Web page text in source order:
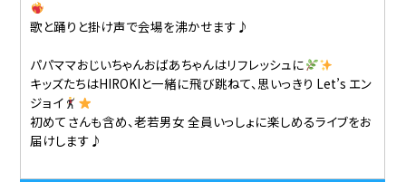
歌と踊りと掛け声で会場を沸かせます♪
パパママおじいちゃんおばあちゃんはリフレッシュに
キッズたちはHIROKIと一緒に飛び跳ねて、思いっきり Let’s エン
ジョイ
初めてさんも含め、老若男女 全員いっしょに楽しめるライブをお
届けします♪